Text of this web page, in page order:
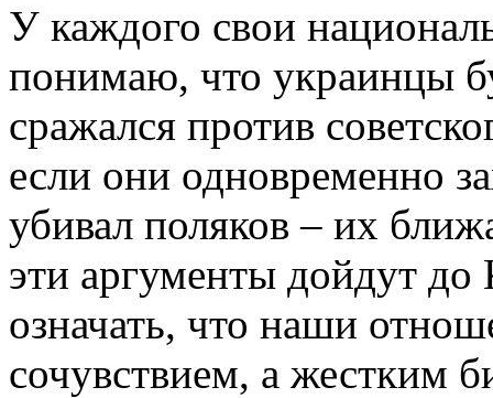
У каждого свои
понимаю, что украинцы
сражался против
если они одновременно
убивал поляков – их
эти аргументы дойдут до
означать, что наши
сочувствием, а жестким